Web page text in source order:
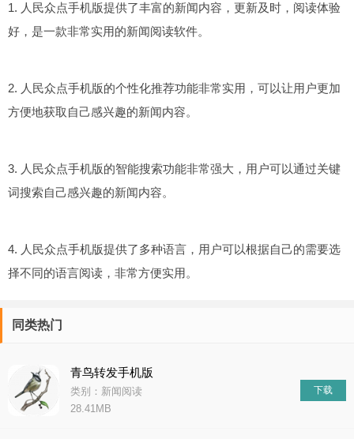
1. 人民众点手机版提供了丰富的新闻内容，更新及时，阅读体验
好，是一款非常实用的新闻阅读软件。
2. 人民众点手机版的个性化推荐功能非常实用，可以让用户更加
方便地获取自己感兴趣的新闻内容。
3. 人民众点手机版的智能搜索功能非常强大，用户可以通过关键
词搜索自己感兴趣的新闻内容。
4. 人民众点手机版提供了多种语言，用户可以根据自己的需要选
择不同的语言阅读，非常方便实用。
同类热门
青鸟转发手机版
类别：新闻阅读
28.41MB
下载